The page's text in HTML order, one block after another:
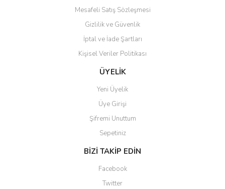
Mesafeli Satış Sözleşmesi
Gizlilik ve Güvenlik
İptal ve İade Şartları
Kişisel Veriler Politikası
ÜYELİK
Yeni Üyelik
Üye Girişi
Şifremi Unuttum
Sepetiniz
BİZİ TAKİP EDİN
Facebook
Twitter